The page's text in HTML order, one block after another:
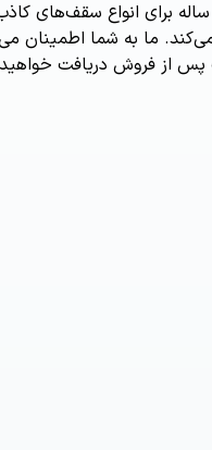
سقف لابل با ارائه گارانتی 12 ساله
ما به شما اطمینان
از فروش دریافت